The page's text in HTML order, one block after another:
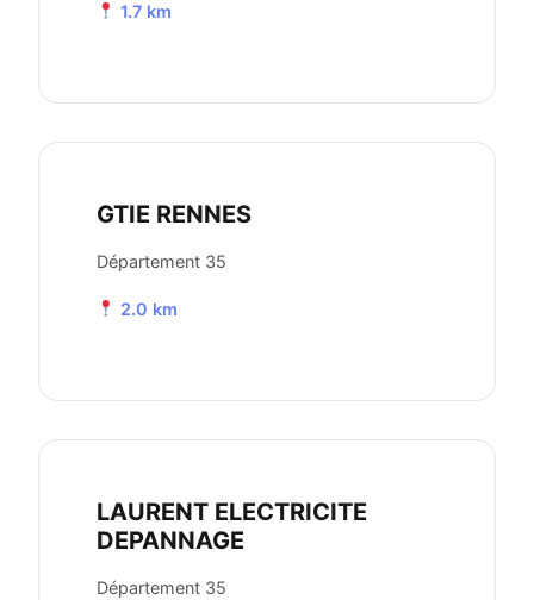
1.7 km
GTIE RENNES
Département 35
2.0 km
LAURENT ELECTRICITE
DEPANNAGE
Département 35